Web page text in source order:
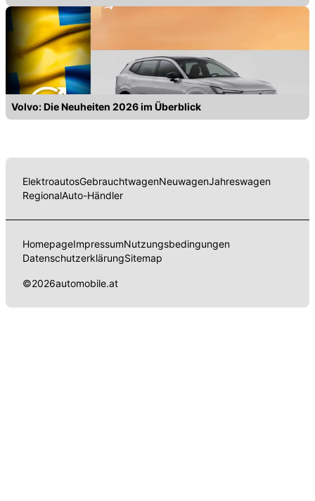
Volvo: Die Neuheiten 2026 im Überblick
ElektroautosGebrauchtwagenNeuwagenJahreswagen
RegionalAuto-Händler
HomepageImpressumNutzungsbedingungen
DatenschutzerklärungSitemap
©2026automobile.at